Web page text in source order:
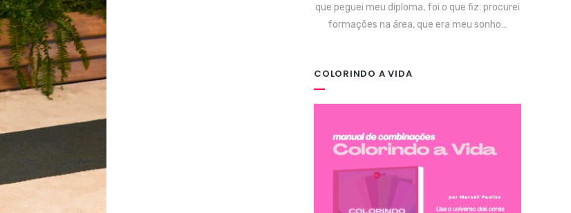
que peguei meu diploma, foi o que fiz: procurei
formações na área, que era meu sonho…
COLORINDO A VIDA